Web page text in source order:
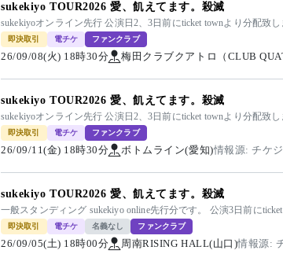
sukekiyo TOUR2026 愛、飢えてます。殺滅
sukekiyoオンライン先行 公演日2、3日前にticket townより分配致
即決取引 電チケ ファンクラブ
26/09/08(火) 18時30分 梅田クラブクアトロ（CLUB
sukekiyo TOUR2026 愛、飢えてます。殺滅
sukekiyoオンライン先行 公演日2、3日前にticket townより分配致
即決取引 電チケ ファンクラブ
26/09/11(金) 18時30分 ボトムライン(愛知)情報源: チケ
sukekiyo TOUR2026 愛、飢えてます。殺滅
一般スタンディング sukekiyo online先行分です。 公演3日前に
即決取引 電チケ 名義なし ファンクラブ
26/09/05(土) 18時00分 周南RISING HALL(山口)情報源: